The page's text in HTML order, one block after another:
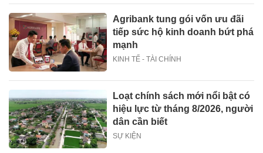
Agribank tung gói vốn ưu đãi
tiếp sức hộ kinh doanh bứt phá
mạnh
KINH TẾ - TÀI CHÍNH
Loạt chính sách mới nổi bật có
hiệu lực từ tháng 8/2026, người
dân cần biết
SỰ KIỆN